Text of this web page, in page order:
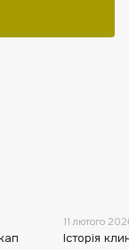
11 лютого
Історія